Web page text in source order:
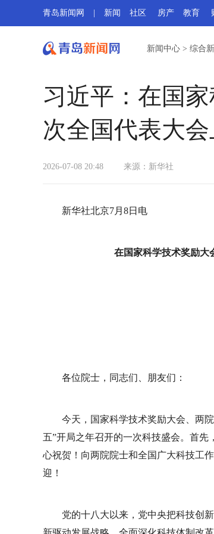
青岛新闻网 新闻 社区 房产 教育
新闻中心 > 综合
习近平：在国
次全国代表大
2026-07-08 20:48 来源：新华社
新华社北京7月8日电
在国家科学技术奖励大
各位院士，同志们、朋友们：
今天，国家科学技术奖励大会、两
五”开局之年召开的一次科技盛会。首
心祝贺！向两院院士和全国广大科技工
迎！
党的十八大以来，党中央把科技创